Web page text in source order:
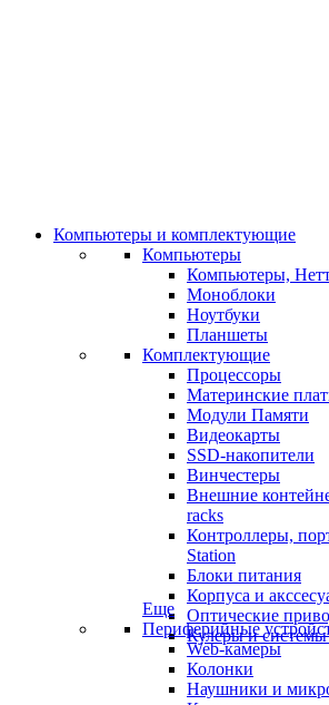
Компьютеры и комплектующие
Компьютеры
Компьютеры,
Моноблоки
Ноутбуки
Планшеты
Комплектующие
Процессоры
Материнские
Модули Памяти
Видеокарты
SSD-накопители
Винчестеры
Внешние
racks
Контроллеры,
Station
Блоки питания
Корпуса и
Оптические
Кулеры и
Еще
Периферийные
Web-камеры
Колонки
Наушники и